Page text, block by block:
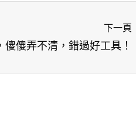
下一頁
傻弄不清，錯過好工具！